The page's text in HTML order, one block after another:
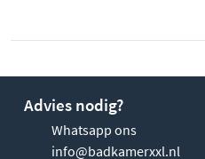
Advies nodig?
Whatsapp ons
info@badkamerxxl.nl